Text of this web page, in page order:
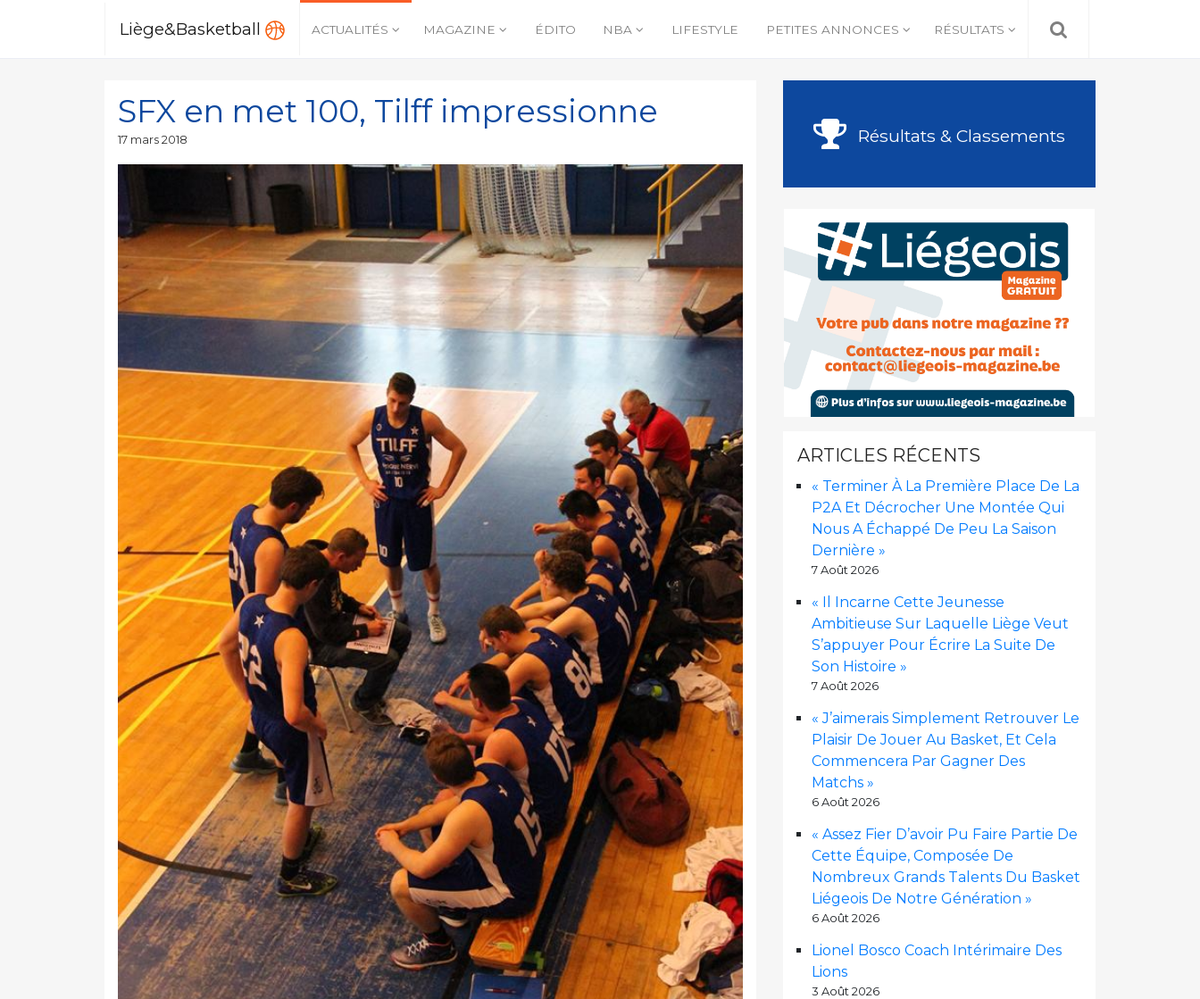
Liège&Basketball ACTUALITÉS MAGAZINE ÉDITO NBA LIFESTYLE PETITES ANNONCES RÉSULTATS
SFX en met 100, Tilff impressionne
Publié
17 mars 2018 Résultats & Classements
ARTICLES RÉCENTS
« Terminer À La Première Place De La
P2A Et Décrocher Une Montée Qui
Nous A Échappé De Peu La Saison
Dernière »
7 Août 2026
« Il Incarne Cette Jeunesse
Ambitieuse Sur Laquelle Liège Veut
S’appuyer Pour Écrire La Suite De
Son Histoire »
7 Août 2026
« J’aimerais Simplement Retrouver Le
Plaisir De Jouer Au Basket, Et Cela
Commencera Par Gagner Des
Matchs »
6 Août 2026
« Assez Fier D’avoir Pu Faire Partie De
Cette Équipe, Composée De
Nombreux Grands Talents Du Basket
Liégeois De Notre Génération »
6 Août 2026
Lionel Bosco Coach Intérimaire Des
Lions
3 Août 2026